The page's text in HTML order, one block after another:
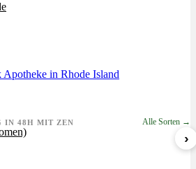
Apotheke in Rhode Island
IN 48H MIT ZEN Alle Sorten →
›